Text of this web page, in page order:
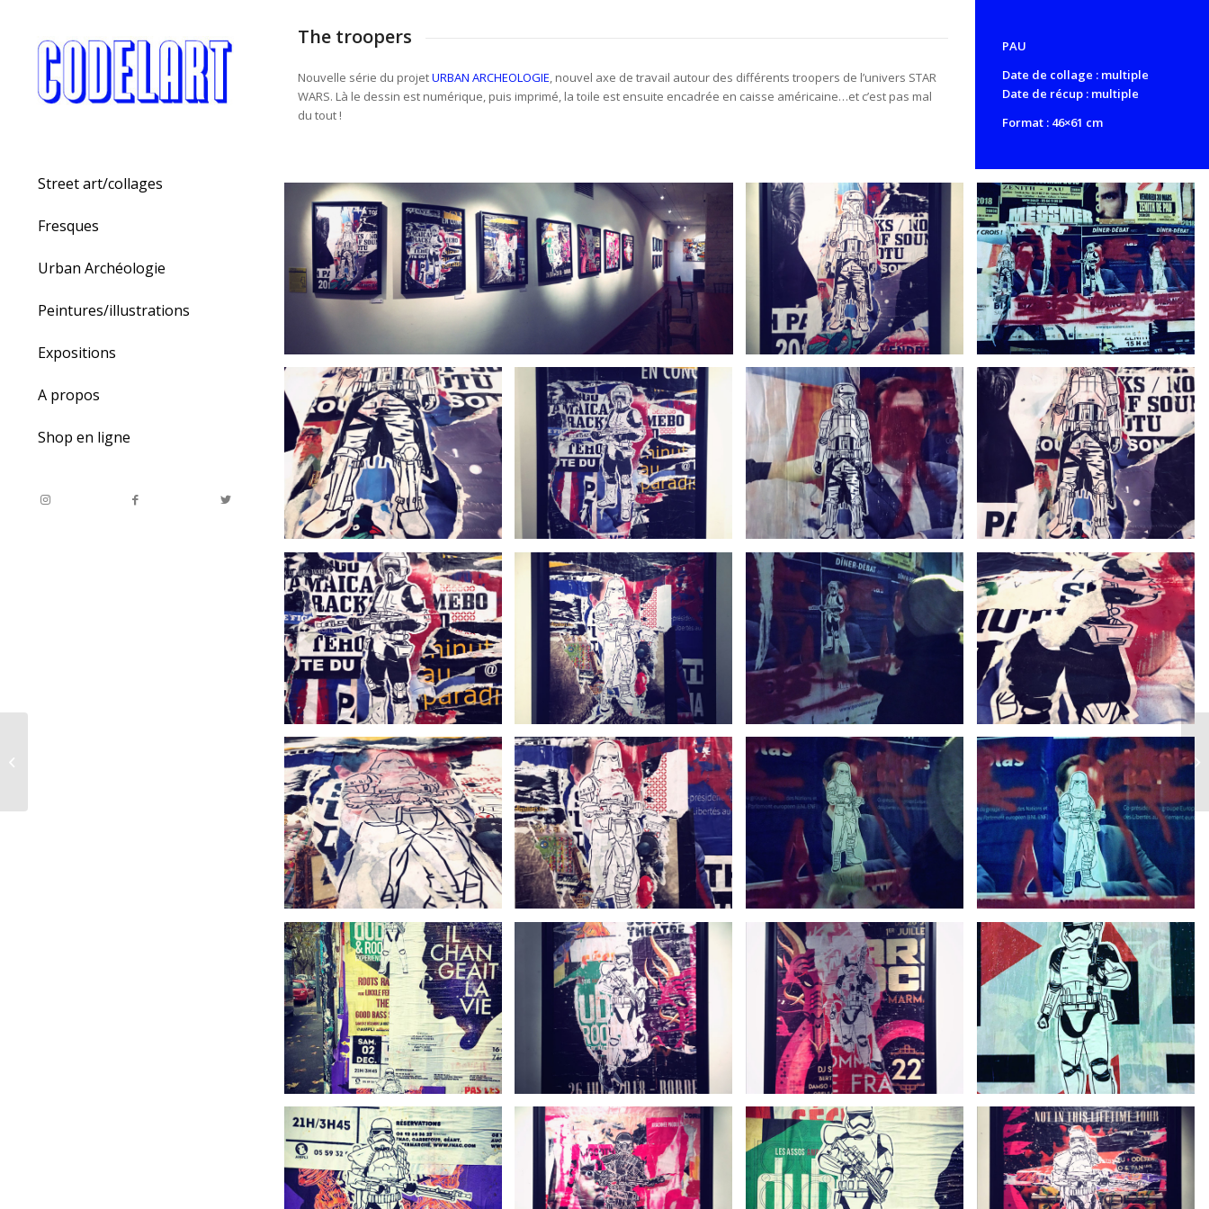
Street art/collages
Fresques
Urban Archéologie
Peintures/illustrations
Expositions
A propos
Shop en ligne
The troopers
Nouvelle série du projetURBAN ARCHEOLOGIE, nouvel axe de travail autour des différents troopers de l’univers STAR
WARS. Là le dessin est numérique, puis imprimé, la toile est ensuite encadrée en caisse américaine…et c’est pas mal
du tout !
PAU
Date de collage : multiple
Date de récup : multiple
Format : 46×61 cm